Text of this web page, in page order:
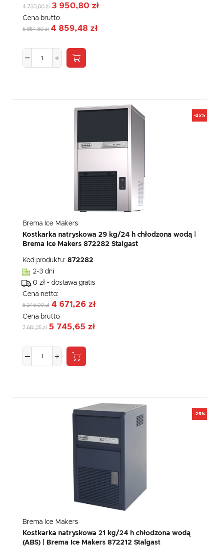
4 760,00 zł 3 950,80 zł
Cena brutto:
5 854,80 zł 4 859,48 zł
-25%
Brema Ice Makers
Kostkarka natryskowa 29 kg/24 h chłodzona wodą |
Brema Ice Makers 872282 Stalgast
Kod produktu: 872282
2-3 dni
0 zł - dostawa gratis
Cena netto:
6 245,00 zł 4 671,26 zł
Cena brutto:
7 681,35 zł 5 745,65 zł
-25%
Brema Ice Makers
Kostkarka natryskowa 21 kg/24 h chłodzona wodą
(ABS) | Brema Ice Makers 872212 Stalgast